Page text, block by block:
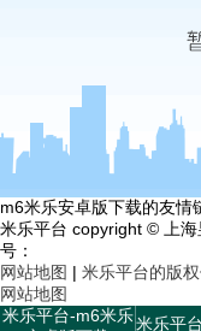
m6米乐安卓版下载的友情
米乐平台 copyright © 上
号：
网站地图 | 米乐平台的版
米乐平台-m6米乐米乐平
网站地图